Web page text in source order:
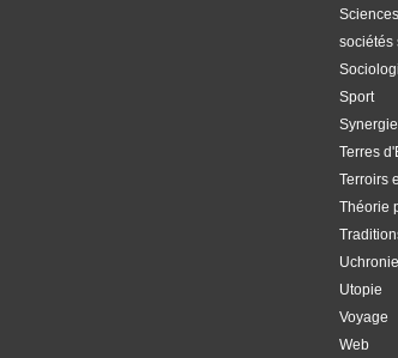
Sciences
sociétés
Sport
Terres
Terroirs
Théorie
Uchronie
Utopie
Voyage
Web